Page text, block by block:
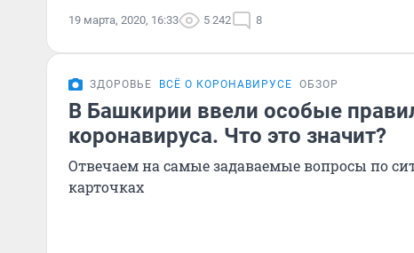
19 марта, 2020, 16:33 5 242 8
ЗДОРОВЬЕ ВСЁ О КОРОНАВИРУСЕ ОБЗОР
В Башкирии ввели особые
коронавируса. Что это значит?
Отвечаем на самые задаваемые вопросы по
карточках